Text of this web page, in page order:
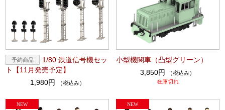
1/80 鉄道信号機セッ
ト【11月発売予定】
1,980円
（税込み）
小型機関車（凸型グリーン）
3,850円
（税込み）
在庫切れ